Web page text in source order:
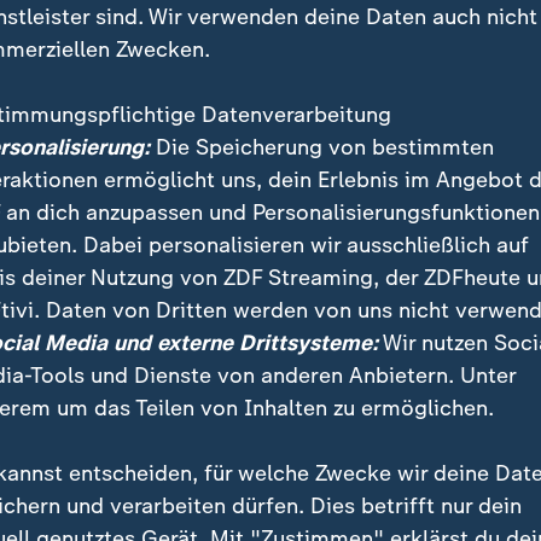
Giftmord an Kim Jong Nam, dem ältesten
Kim Jong Un, hat die Polizei in Malaysia
festgenommen.
sind. Wir verwenden deine Daten auch nicht
Zwecken.
Datenverarbeitung
Die Speicherung von bestimmten
ermöglicht uns, dein Erlebnis im Angebot
an dich anzupassen und Personalisierungsfunktionen
Dabei personalisieren wir ausschließlich auf
deiner Nutzung von ZDF Streaming, der ZDFheute
Daten von Dritten werden von uns nicht
Media und externe Drittsysteme:Wir nutzen
Tools und Dienste von anderen Anbietern. Unter
um das Teilen von Inhalten zu ermöglichen.
entscheiden, für welche Zwecke wir deine
und verarbeiten dürfen. Dies betrifft nur dein